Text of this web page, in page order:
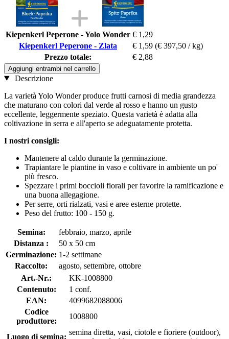
Kiepenkerl Peperone - Yolo Wonder € 1,29
Kiepenkerl Peperone - Zlata
€ 1,59 (€ 397,50 / kg)
Prezzo totale:
€ 2,88
Aggiungi entrambi nel carrello
Descrizione
La varietà Yolo Wonder produce frutti carnosi di media grandezza
che maturano con colori dal verde al rosso e hanno un gusto
eccellente, leggermente speziato. Questa varietà è adatta alla
coltivazione in serra e all'aperto se adeguatamente protetta.
I nostri consigli:
Mantenere al caldo durante la germinazione.
Trapiantare le piantine in vaso e coltivare in ambiente un po'
più fresco.
Spezzare i primi boccioli fiorali per favorire la ramificazione e
una buona allegagione.
Per serre, orti rialzati, vasi e aree esterne protette.
Peso del frutto: 100 - 150 g.
Semina:
febbraio, marzo, aprile
Distanza :
50 x 50 cm
Germinazione: 1-2 settimane
Raccolto:
agosto, settembre, ottobre
Art.-Nr.:
KK-1008800
Contenuto:
1 conf.
EAN:
4099682088006
Codice
produttore:
1008800
Luogo di semina:
semina diretta, vasi, ciotole e fioriere (outdoor),